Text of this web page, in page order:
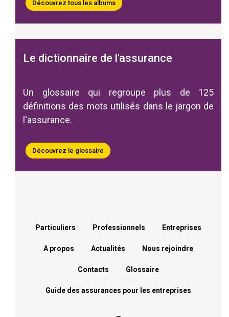
Découvrez tous les albums
Le dictionnaire de l'assurance
Un glossaire qui regroupe plus de 125
définitions des mots utilisés dans le jargon de
l'assurance.
Découvrez le glossaire
Menu footer
Particuliers Professionnels Entreprises
A propos Actualités Nous rejoindre
Contacts Glossaire
Guide des assurances pour les entreprises